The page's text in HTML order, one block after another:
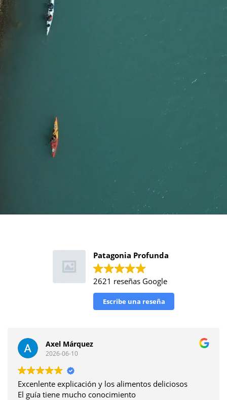
Patagonia Profunda
2621 reseñas Google
Escribe una reseña
Axel Márquez
2026-06-10
Excenlente explicación y los alimentos deliciosos
El guía tiene mucho conocimiento